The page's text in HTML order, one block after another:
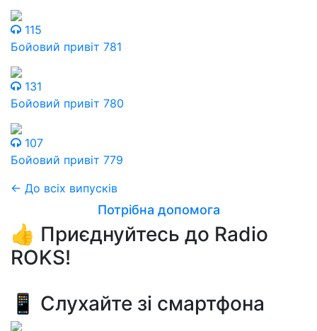
115
Бойовий привіт 781
131
Бойовий привіт 780
107
Бойовий привіт 779
← До всіх випусків
Потрібна допомога
👍 Приєднуйтесь до Radio
ROKS!
📱 Слухайте зі смартфона